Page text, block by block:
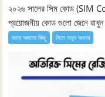
২০২৬ সালের সিম কোড (SIM
প্রয়োজনীয় কোড গুলো জেনে
জানা অজানা কিছু সিমে নতুন ‍অফার